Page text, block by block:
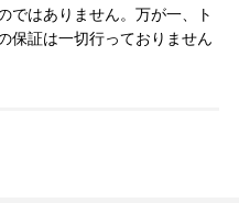
ではありません。万が一、ト
保証は一切行っておりません